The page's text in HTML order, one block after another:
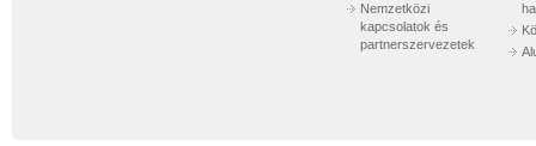
Nemzetközi
kapcsolatok és
partnerszervezetek